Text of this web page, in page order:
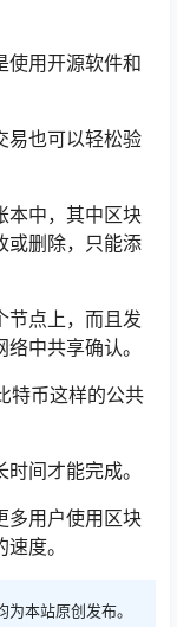
使用开源软件和
易也可以轻松验
本中，其中区块
删除，只能添
节点上，而且发
中共享确认。
特币这样的公共
间才能完成。
多用户使用区块
度。
本站原创发布。